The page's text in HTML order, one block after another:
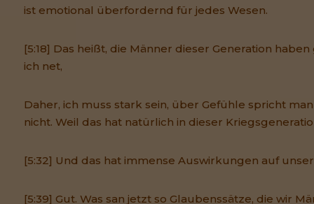
ist emotional überfordernd für jedes Wesen.
[5:18] Das heißt, die Männer dieser Generation
ich net,
Daher, ich muss stark sein, über Gefühle spricht
nicht. Weil das hat natürlich in dieser
[5:32] Und das hat immense Auswirkungen auf
[5:39] Gut. Was san jetzt so Glaubenssätze, die wir